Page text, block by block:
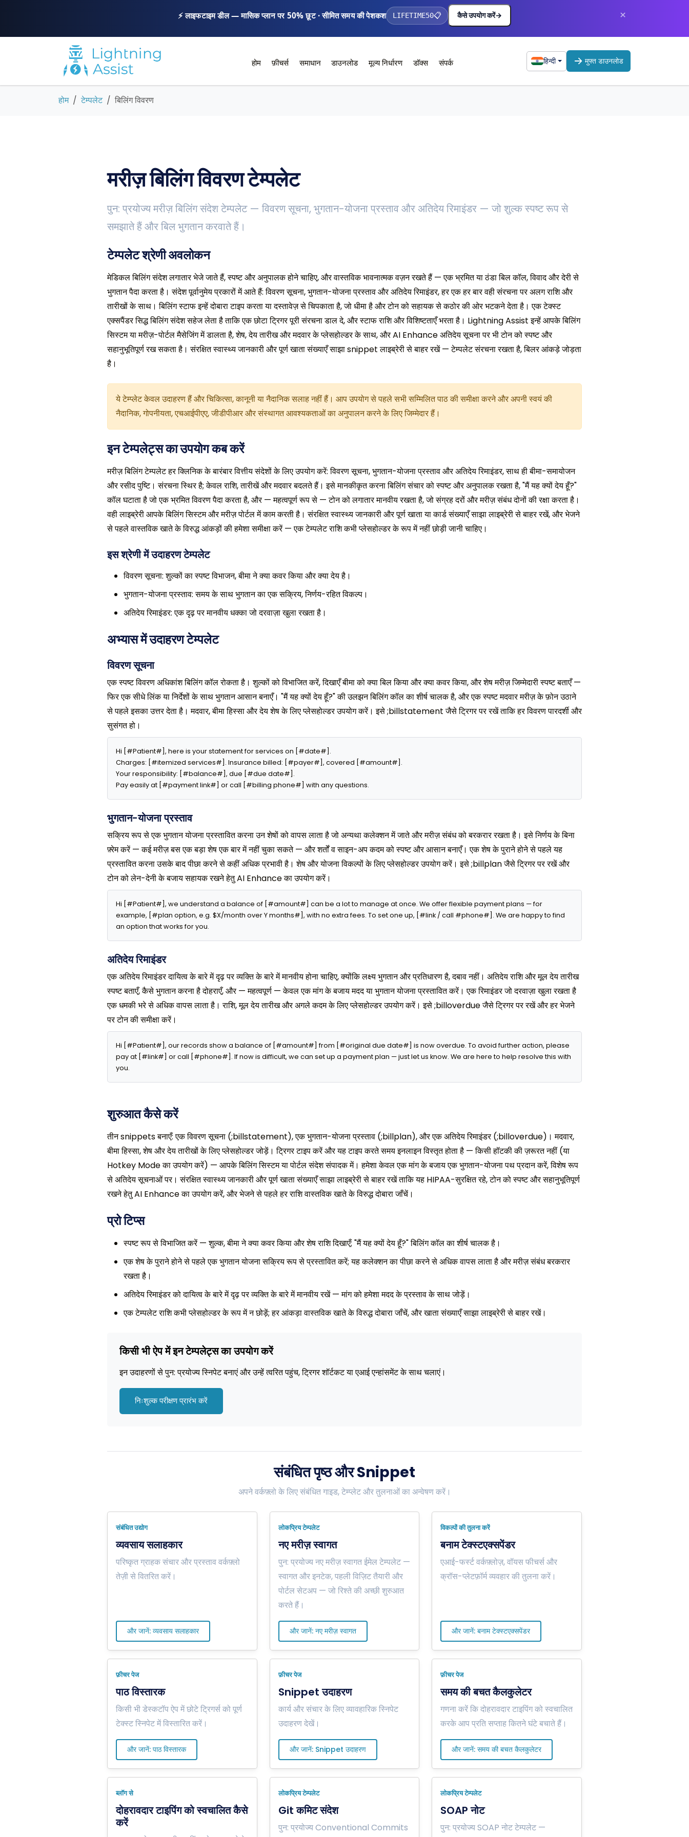
⚡ लाइफटाइम डील — मासिक प्लान पर 50% छूट · सीमित समय की पेशकश LIFETIME50📋 कैसे उपयोग करें→ ×
होम फ़ीचर्स समाधान डाउनलोड मूल्य निर्धारण डॉक्स संपर्क हिन्दी मुफ्त डाउनलोड
होम टेम्पलेट बिलिंग विवरण
मरीज़ बिलिंग विवरण टेम्पलेट
पुन: प्रयोज्य मरीज़ बिलिंग संदेश टेम्पलेट — विवरण सूचना, भुगतान-योजना प्रस्ताव और अतिदेय रिमाइंडर — जो शुल्क स्पष्ट रूप से
समझाते हैं और बिल भुगतान करवाते हैं।
टेम्पलेट श्रेणी अवलोकन
मेडिकल बिलिंग संदेश लगातार भेजे जाते हैं, स्पष्ट और अनुपालक होने चाहिए, और वास्तविक भावनात्मक वज़न रखते हैं — एक भ्रमित या ठंडा बिल कॉल, विवाद और देरी से
भुगतान पैदा करता है। संदेश पूर्वानुमेय प्रकारों में आते हैं: विवरण सूचना, भुगतान-योजना प्रस्ताव और अतिदेय रिमाइंडर, हर एक हर बार वही संरचना पर अलग राशि और
तारीखों के साथ। बिलिंग स्टाफ इन्हें दोबारा टाइप करता या दस्तावेज़ से चिपकाता है, जो धीमा है और टोन को सहायक से कठोर की ओर भटकने देता है। एक टेक्स्ट
एक्सपैंडर सिद्ध बिलिंग संदेश सहेज लेता है ताकि एक छोटा ट्रिगर पूरी संरचना डाल दे, और स्टाफ राशि और विशिष्टताएँ भरता है। Lightning Assist इन्हें आपके बिलिंग
सिस्टम या मरीज़-पोर्टल मैसेजिंग में डालता है, शेष, देय तारीख और मदवार के प्लेसहोल्डर के साथ, और AI Enhance अतिदेय सूचना पर भी टोन को स्पष्ट और
सहानुभूतिपूर्ण रख सकता है। संरक्षित स्वास्थ्य जानकारी और पूर्ण खाता संख्याएँ साझा snippet लाइब्रेरी से बाहर रखें — टेम्पलेट संरचना रखता है, बिलर आंकड़े जोड़ता
है।
ये टेम्प्लेट केवल उदाहरण हैं और चिकित्सा, कानूनी या नैदानिक सलाह नहीं हैं। आप उपयोग से पहले सभी सम्मिलित पाठ की समीक्षा करने और अपनी स्वयं की
नैदानिक, गोपनीयता, एचआईपीएए, जीडीपीआर और संस्थागत आवश्यकताओं का अनुपालन करने के लिए जिम्मेदार हैं।
इन टेम्पलेट्स का उपयोग कब करें
मरीज़ बिलिंग टेम्पलेट हर क्लिनिक के बारंबार वित्तीय संदेशों के लिए उपयोग करें: विवरण सूचना, भुगतान-योजना प्रस्ताव और अतिदेय रिमाइंडर, साथ ही बीमा-समायोजन
और रसीद पुष्टि। संरचना स्थिर है; केवल राशि, तारीखें और मदवार बदलते हैं। इसे मानकीकृत करना बिलिंग संचार को स्पष्ट और अनुपालक रखता है, "मैं यह क्यों देय हूँ?"
कॉल घटाता है जो एक भ्रमित विवरण पैदा करता है, और — महत्वपूर्ण रूप से — टोन को लगातार मानवीय रखता है, जो संग्रह दरों और मरीज़ संबंध दोनों की रक्षा करता है।
वही लाइब्रेरी आपके बिलिंग सिस्टम और मरीज़ पोर्टल में काम करती है। संरक्षित स्वास्थ्य जानकारी और पूर्ण खाता या कार्ड संख्याएँ साझा लाइब्रेरी से बाहर रखें, और भेजने
से पहले वास्तविक खाते के विरुद्ध आंकड़ों की हमेशा समीक्षा करें — एक टेम्पलेट राशि कभी प्लेसहोल्डर के रूप में नहीं छोड़ी जानी चाहिए।
इस श्रेणी में उदाहरण टेम्पलेट
विवरण सूचना: शुल्कों का स्पष्ट विभाजन, बीमा ने क्या कवर किया और क्या देय है।
भुगतान-योजना प्रस्ताव: समय के साथ भुगतान का एक सक्रिय, निर्णय-रहित विकल्प।
अतिदेय रिमाइंडर: एक दृढ़ पर मानवीय धक्का जो दरवाज़ा खुला रखता है।
अभ्यास में उदाहरण टेम्पलेट
विवरण सूचना
एक स्पष्ट विवरण अधिकांश बिलिंग कॉल रोकता है। शुल्कों को विभाजित करें, दिखाएँ बीमा को क्या बिल किया और क्या कवर किया, और शेष मरीज़ जिम्मेदारी स्पष्ट बताएँ —
फिर एक सीधे लिंक या निर्देशों के साथ भुगतान आसान बनाएँ। "मैं यह क्यों देय हूँ?" की उलझन बिलिंग कॉल का शीर्ष चालक है, और एक स्पष्ट मदवार मरीज़ के फ़ोन उठाने
से पहले इसका उत्तर देता है। मदवार, बीमा हिस्सा और देय शेष के लिए प्लेसहोल्डर उपयोग करें। इसे ;billstatement जैसे ट्रिगर पर रखें ताकि हर विवरण पारदर्शी और
सुसंगत हो।
Hi [#Patient#], here is your statement for services on [#date#].
Charges: [#itemized services#]. Insurance billed: [#payer#], covered [#amount#].
Your responsibility: [#balance#], due [#due date#].
Pay easily at [#payment link#] or call [#billing phone#] with any questions.
भुगतान-योजना प्रस्ताव
सक्रिय रूप से एक भुगतान योजना प्रस्तावित करना उन शेषों को वापस लाता है जो अन्यथा कलेक्शन में जाते और मरीज़ संबंध को बरकरार रखता है। इसे निर्णय के बिना
फ़्रेम करें — कई मरीज़ बस एक बड़ा शेष एक बार में नहीं चुका सकते — और शर्तों व साइन-अप कदम को स्पष्ट और आसान बनाएँ। एक शेष के पुराने होने से पहले यह
प्रस्तावित करना उसके बाद पीछा करने से कहीं अधिक प्रभावी है। शेष और योजना विकल्पों के लिए प्लेसहोल्डर उपयोग करें। इसे ;billplan जैसे ट्रिगर पर रखें और
टोन को लेन-देनी के बजाय सहायक रखने हेतु AI Enhance का उपयोग करें।
Hi [#Patient#], we understand a balance of [#amount#] can be a lot to manage at once. We offer flexible payment plans — for
example, [#plan option, e.g. $X/month over Y months#], with no extra fees. To set one up, [#link / call #phone#]. We are happy to find
an option that works for you.
अतिदेय रिमाइंडर
एक अतिदेय रिमाइंडर दायित्व के बारे में दृढ़ पर व्यक्ति के बारे में मानवीय होना चाहिए, क्योंकि लक्ष्य भुगतान और प्रतिधारण है, दबाव नहीं। अतिदेय राशि और मूल देय तारीख
स्पष्ट बताएँ, कैसे भुगतान करना है दोहराएँ, और — महत्वपूर्ण — केवल एक मांग के बजाय मदद या भुगतान योजना प्रस्तावित करें। एक रिमाइंडर जो दरवाज़ा खुला रखता है
एक धमकी भरे से अधिक वापस लाता है। राशि, मूल देय तारीख और अगले कदम के लिए प्लेसहोल्डर उपयोग करें। इसे ;billoverdue जैसे ट्रिगर पर रखें और हर भेजने
पर टोन की समीक्षा करें।
Hi [#Patient#], our records show a balance of [#amount#] from [#original due date#] is now overdue. To avoid further action, please
pay at [#link#] or call [#phone#]. If now is difficult, we can set up a payment plan — just let us know. We are here to help resolve this with
you.
शुरुआत कैसे करें
तीन snippets बनाएँ: एक विवरण सूचना (;billstatement), एक भुगतान-योजना प्रस्ताव (;billplan), और एक अतिदेय रिमाइंडर (;billoverdue)। मदवार,
बीमा हिस्सा, शेष और देय तारीखों के लिए प्लेसहोल्डर जोड़ें। ट्रिगर टाइप करें और यह टाइप करते समय इनलाइन विस्तृत होता है — किसी हॉटकी की ज़रूरत नहीं (या
Hotkey Mode का उपयोग करें) — आपके बिलिंग सिस्टम या पोर्टल संदेश संपादक में। हमेशा केवल एक मांग के बजाय एक भुगतान-योजना पथ प्रदान करें, विशेष रूप
से अतिदेय सूचनाओं पर। संरक्षित स्वास्थ्य जानकारी और पूर्ण खाता संख्याएँ साझा लाइब्रेरी से बाहर रखें ताकि यह HIPAA-सुरक्षित रहे, टोन को स्पष्ट और सहानुभूतिपूर्ण
रखने हेतु AI Enhance का उपयोग करें, और भेजने से पहले हर राशि वास्तविक खाते के विरुद्ध दोबारा जाँचें।
प्रो टिप्स
स्पष्ट रूप से विभाजित करें — शुल्क, बीमा ने क्या कवर किया और शेष राशि दिखाएँ; "मैं यह क्यों देय हूँ?" बिलिंग कॉल का शीर्ष चालक है।
एक शेष के पुराने होने से पहले एक भुगतान योजना सक्रिय रूप से प्रस्तावित करें; यह कलेक्शन का पीछा करने से अधिक वापस लाता है और मरीज़ संबंध बरकरार
रखता है।
अतिदेय रिमाइंडर को दायित्व के बारे में दृढ़ पर व्यक्ति के बारे में मानवीय रखें — मांग को हमेशा मदद के प्रस्ताव के साथ जोड़ें।
एक टेम्पलेट राशि कभी प्लेसहोल्डर के रूप में न छोड़ें; हर आंकड़ा वास्तविक खाते के विरुद्ध दोबारा जाँचें, और खाता संख्याएँ साझा लाइब्रेरी से बाहर रखें।
किसी भी ऐप में इन टेम्पलेट्स का उपयोग करें
इन उदाहरणों से पुन: प्रयोज्य स्निपेट बनाएं और उन्हें त्वरित पहुंच, ट्रिगर शॉर्टकट या एआई एन्हांसमेंट के साथ चलाएं।
निःशुल्क परीक्षण प्रारंभ करें
संबंधित पृष्ठ और Snippet
अपने वर्कफ़्लो के लिए संबंधित गाइड, टेम्प्लेट और तुलनाओं का अन्वेषण करें।
संबंधित उद्योग
व्यवसाय सलाहकार
परिष्कृत ग्राहक संचार और प्रस्ताव वर्कफ़्लो
तेज़ी से वितरित करें।
और जानें: व्यवसाय सलाहकार
लोकप्रिय टेम्पलेट
नए मरीज़ स्वागत
पुन: प्रयोज्य नए मरीज़ स्वागत ईमेल टेम्पलेट —
स्वागत और इनटेक, पहली विज़िट तैयारी और
पोर्टल सेटअप — जो रिश्ते की अच्छी शुरुआत
करते हैं।
और जानें: नए मरीज़ स्वागत
विकल्पों की तुलना करें
बनाम टेक्स्टएक्सपेंडर
एआई-फर्स्ट वर्कफ़्लोज़, वॉयस फीचर्स और
क्रॉस-प्लेटफ़ॉर्म व्यवहार की तुलना करें।
और जानें: बनाम टेक्स्टएक्सपेंडर
फ़ीचर पेज
पाठ विस्तारक
किसी भी डेस्कटॉप ऐप में छोटे ट्रिगर्स को पूर्ण
टेक्स्ट स्निपेट में विस्तारित करें।
और जानें: पाठ विस्तारक
फ़ीचर पेज
Snippet उदाहरण
कार्य और संचार के लिए व्यावहारिक स्निपेट
उदाहरण देखें।
और जानें: Snippet उदाहरण
फ़ीचर पेज
समय की बचत कैलकुलेटर
गणना करें कि दोहरावदार टाइपिंग को स्वचालित
करके आप प्रति सप्ताह कितने घंटे बचाते हैं।
और जानें: समय की बचत कैलकुलेटर
ब्लॉग से
दोहरावदार टाइपिंग को स्वचालित कैसे
करें
लोकप्रिय टेम्पलेट
Git कमिट संदेश
पुन: प्रयोज्य Conventional Commits
लोकप्रिय टेम्पलेट
SOAP नोट
पुन: प्रयोज्य SOAP नोट टेम्पलेट —